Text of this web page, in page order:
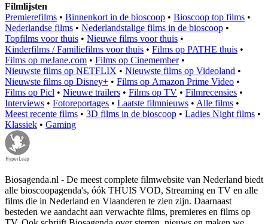
Filmlijsten
Premierefilms • Binnenkort in de bioscoop • Bioscoop top films •
Nederlandse films • Nederlandstalige films in de bioscoop •
Topfilms voor thuis • Nieuwe films voor thuis •
Kinderfilms / Familiefilms voor thuis • Films op PATHE thuis •
Films op meJane.com • Films op Cinemember•
Nieuwste films op NETFLIX • Nieuwste films op Videoland •
Nieuwste films op Disney+ • Films op Amazon Prime Video •
Films op Picl • Nieuwe trailers • Films op TV • Filmrecensies •
Interviews • Fotoreportages • Laatste filmnieuws • Alle films •
Meest recente films • 3D films in de bioscoop • Ladies Night films •
Klassiek • Gaming
Biosagenda.nl - De meest complete filmwebsite van Nederland biedt
alle bioscoopagenda's, óók THUIS VOD, Streaming en TV en alle
films die in Nederland en Vlaanderen te zien zijn. Daarnaast
besteden we aandacht aan verwachte films, premieres en films op